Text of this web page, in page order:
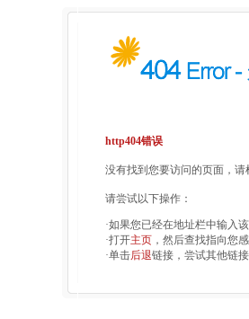
http404错误
没有找到您要访问的页面，
请尝试以下操作：
·如果您已经在地址栏中输入
·打开主页 ，然后查找指向您
·单击后退链接，尝试其他链